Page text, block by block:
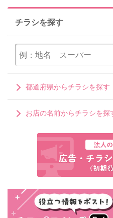
チラシを探す
都道府県からチラシを探す
お店の名前からチラシを探